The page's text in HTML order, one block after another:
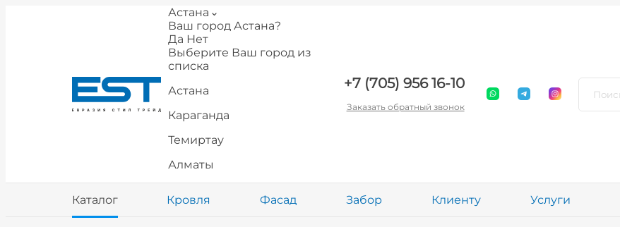
Астана
Ваш город Астана?
Да Нет
Выберите Ваш город из
списка
Астана
Караганда
Темиртау
Алматы
+7 (705) 956 16-10
Заказать обратный звонок
Каталог Кровля Фасад Забор Клиенту Услуги